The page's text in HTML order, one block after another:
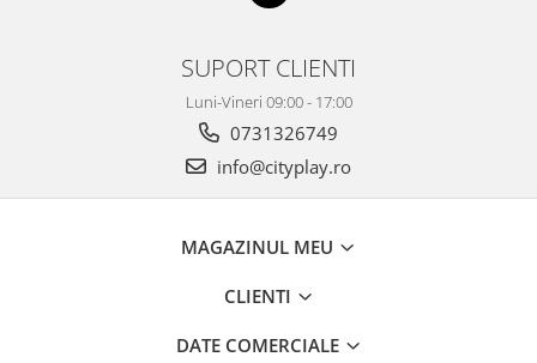
SUPORT CLIENTI
Luni-Vineri 09:00 - 17:00
0731326749
info@cityplay.ro
MAGAZINUL MEU
CLIENTI
DATE COMERCIALE